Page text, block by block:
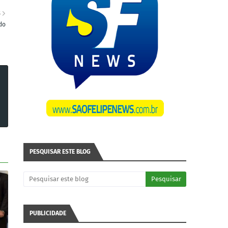
PESQUISAR ESTE BLOG
PUBLICIDADE